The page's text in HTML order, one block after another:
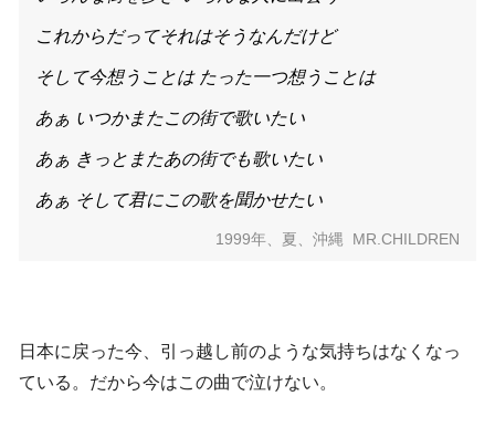
これからだってそれはそうなんだけど
そして今想うことは たった一つ想うことは
あぁ いつかまたこの街で歌いたい
あぁ きっとまたあの街でも歌いたい
あぁ そして君にこの歌を聞かせたい
1999年、夏、沖縄 MR.CHILDREN
日本に戻った今、引っ越し前のような気持ちはなくなっ
ている。だから今はこの曲で泣けない。